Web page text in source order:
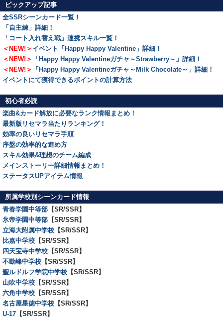
ピックアップ記事
全SSRシーンカード一覧！
「自主練」詳細！
「コート入れ替え戦」連携スキル一覧！
＜NEW!＞ イベント「Happy Happy Valentine」詳細！
＜NEW!＞
「Happy Happy Valentineガチャ～Strawberry～」詳細！
＜NEW!＞
「Happy Happy Valentineガチャ～Milk Chocolate～」詳細！
イベントにて獲得できるポイントの計算方法
初心者必読
楽曲&カード解放に必要なランク情報まとめ！
最新版リセマラ当たりランキング！
効率の良いリセマラ手順
序盤の効率的な進め方
スキル効果&理想のチーム編成
メインストーリー詳細情報まとめ！
ステータスUPアイテム情報
所属学校別シーンカード情報
青春学園中等部 【SR/SSR】
氷帝学園中等部 【SR/SSR】
立海大附属中学校 【SR/SSR】
比嘉中学校 【SR/SSR】
四天宝寺中学校 【SR/SSR】
不動峰中学校 【SR/SSR】
聖ルドルフ学院中学校 【SR/SSR】
山吹中学校 【SR/SSR】
六角中学校 【SR/SSR】
名古屋星徳中学校 【SR/SSR】
U-17 【SR/SSR】